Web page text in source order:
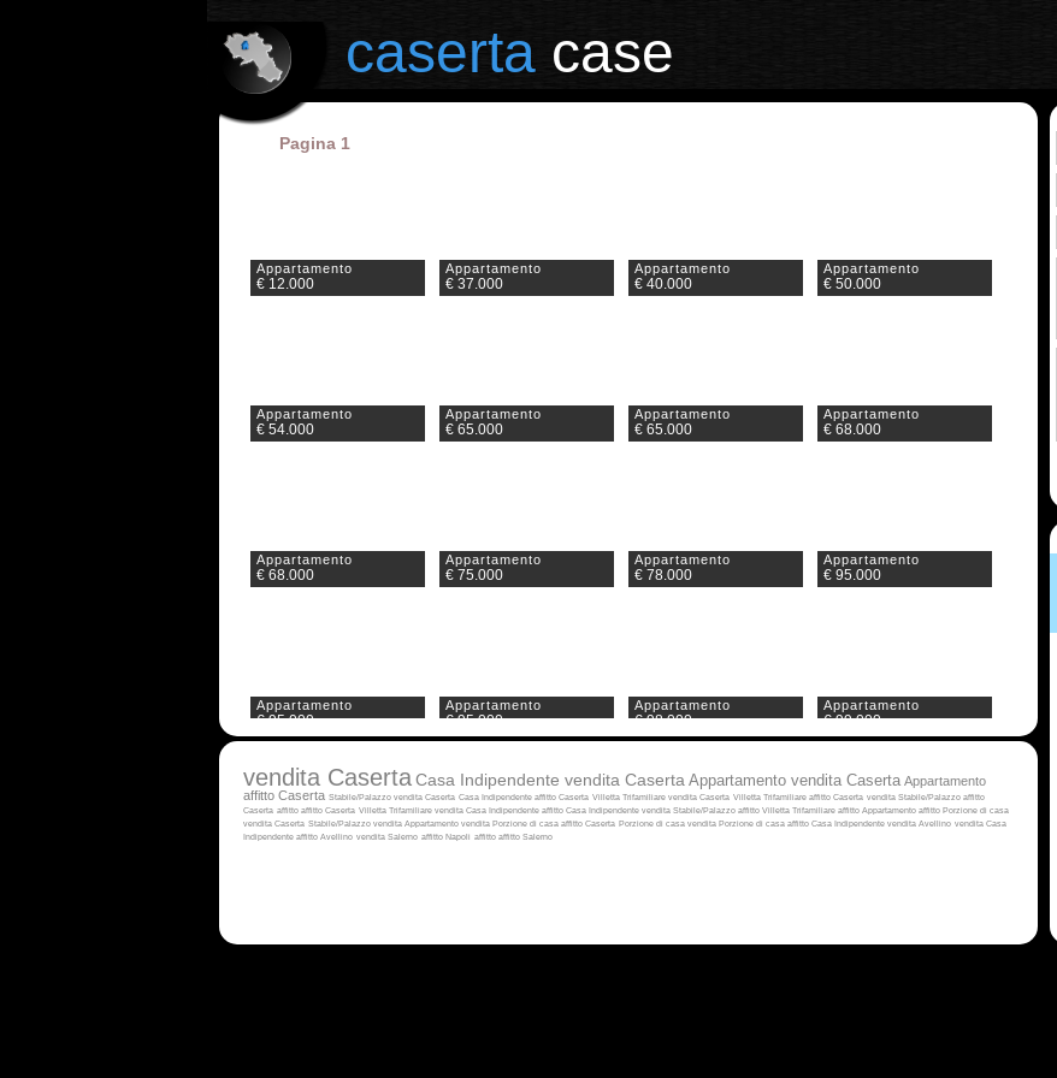
caserta case
Pagina 1
Appartamento
€ 12.000
Appartamento
€ 37.000
Appartamento
€ 40.000
Appartamento
€ 50.000
Appartamento
€ 54.000
Appartamento
€ 65.000
Appartamento
€ 65.000
Appartamento
€ 68.000
Appartamento
€ 68.000
Appartamento
€ 75.000
Appartamento
€ 78.000
Appartamento
€ 95.000
Appartamento
€ 95.000
Appartamento
€ 95.000
Appartamento
€ 98.000
Appartamento
€ 99.000
vendita CasertaCasa Indipendente vendita Caserta Appartamento vendita Caserta Appartamento
affitto Caserta Stabile/Palazzo vendita Caserta Casa Indipendente affitto Caserta Villetta Trifamiliare vendita Caserta Villetta Trifamiliare affitto Caserta vendita Stabile/Palazzo affitto
Caserta affitto affitto Caserta Villetta Trifamiliare vendita Casa Indipendente affitto Casa Indipendente vendita Stabile/Palazzo affitto Villetta Trifamiliare affitto Appartamento affitto Porzione di casa
vendita Caserta Stabile/Palazzo vendita Appartamento vendita Porzione di casa affitto Caserta Porzione di casa vendita Porzione di casa affitto Casa Indipendente vendita Avellino vendita Casa
Indipendente affitto Avellino vendita Salerno affitto Napoli affitto affitto Salerno